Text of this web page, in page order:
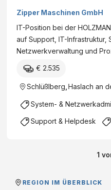
Zipper Maschinen GmbH
IT-Position bei der
auf Support, IT-Infrastruktur,
Netzwerkverwaltung und
€ 2.535
Schlüßlberg Haslach an
System- &
Support & Helpdesk
1
REGION IM ÜBERBLICK